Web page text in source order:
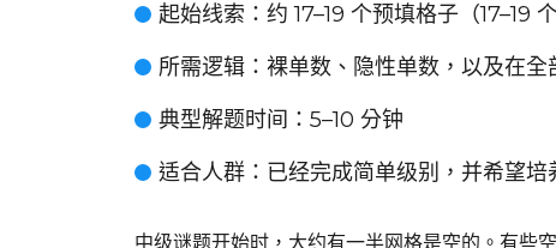
起始线索 ：约 17–19 个预填格子（17–19
所需逻辑 ：裸单数、隐性单数，以及在
典型解题时间 ：5–10 分钟
适合人群 ：已经完成简单级别，并希望
中级谜题开始时，大约有一半网格是空的。有些